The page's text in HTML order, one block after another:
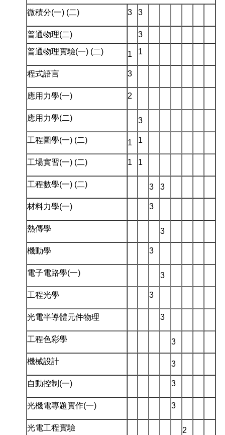
微積分(一) (二)
3 3
普通物理(二)
3
普通物理實驗(一) (二)
1 1
程式語言 3
應用力學(一) 2
應用力學(二) 3
工程圖學(一) (二) 1 1
工場實習(一) (二) 1 1
工程數學(一) (二) 3 3
材料力學(一) 3
熱傳學 3
機動學 3
電子電路學(一) 3
工程光學 3
光電半導體元件物理 3
工程色彩學 3
機械設計 3
自動控制(一) 3
光機電專題實作(一) 3
光電工程實驗 2